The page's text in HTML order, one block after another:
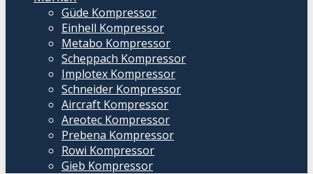
Güde Kompressor
Einhell Kompressor
Metabo Kompressor
Scheppach Kompressor
Implotex Kompressor
Schneider Kompressor
Aircraft Kompressor
Areotec Kompressor
Prebena Kompressor
Rowi Kompressor
Gieb Kompressor